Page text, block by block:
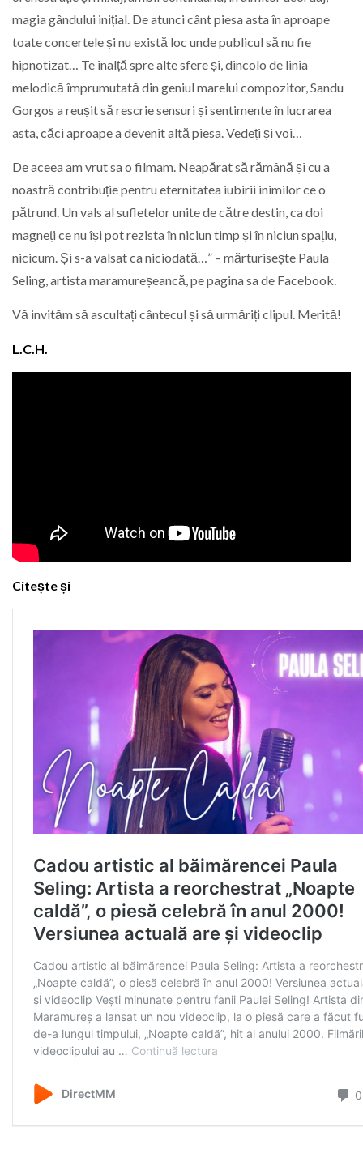
magia gândului inițial. De atunci cânt piesa asta în aproape
toate concertele și nu există loc unde publicul să nu fie
hipnotizat… Te înalță spre alte sfere și, dincolo de linia
melodică împrumutată din geniul marelui compozitor, Sandu
Gorgos a reușit să rescrie sensuri și sentimente în lucrarea
asta, căci aproape a devenit altă piesa. Vedeți și voi…
De aceea am vrut sa o filmam. Neapărat să rămână și cu a
noastră contribuție pentru eternitatea iubirii inimilor ce o
pătrund. Un vals al sufletelor unite de către destin, ca doi
magneți ce nu își pot rezista în niciun timp și în niciun spațiu,
nicicum. Și s-a valsat ca niciodată…” – mărturisește Paula
Seling, artista maramureșeancă, pe pagina sa de Facebook.
Vă invităm să ascultați cântecul și să urmăriți clipul. Merită!
L.C.H.
Citește și